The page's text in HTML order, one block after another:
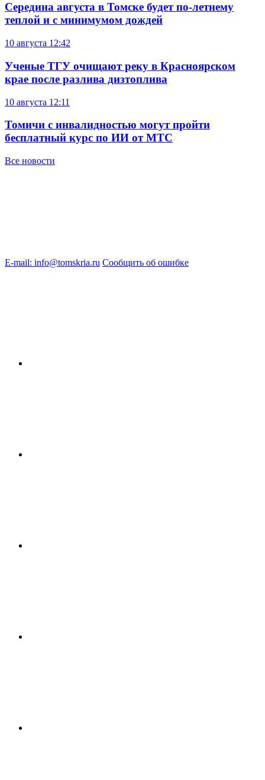
Середина августа в Томске будет по-летнему
теплой и с минимумом дождей
10 августа 12:42
Ученые ТГУ очищают реку в Красноярском
крае после разлива дизтоплива
10 августа 12:11
Томичи с инвалидностью могут пройти
бесплатный курс по ИИ от МТС
Все новости
E-mail: info@tomskria.ru Сообщить об ошибке